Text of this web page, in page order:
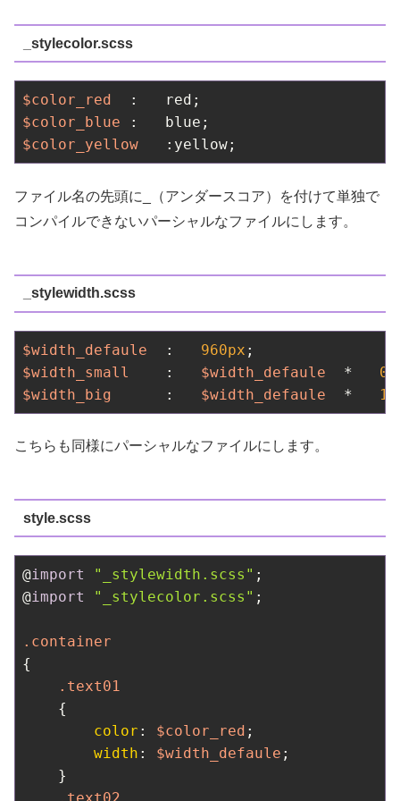
_stylecolor.scss
$color_red
$color_blue
$color_yellow
ファイル名の先頭に_（アンダースコア）を付けて単独で
コンパイルできないパーシャルなファイルにします。
_stylewidth.scss
$width_defaule
  :
960px
$width_small
    :
$width_defaule
  *
$width_big
      :
$width_defaule
  *
こちらも同様にパーシャルなファイルにします。
style.scss
@import "_stylewidth.scss" ;
@import "_stylecolor.scss" ;
.container
{
.text01
    {
color : $color_red ;
width : $width_defaule ;
    }